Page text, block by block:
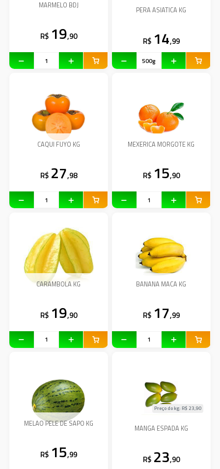
MARMELO BDJ
R$ 19,90
PERA ASIATICA KG
R$ 14,99
CAQUI FUYO KG
R$ 27,98
MEXERICA MORGOTE KG
R$ 15,90
CARAMBOLA KG
R$ 19,90
BANANA MACA KG
R$ 17,99
MELAO PELE DE SAPO KG
R$ 15,99
MANGA ESPADA KG
Preço do kg: R$ 23,90
R$ 23,90